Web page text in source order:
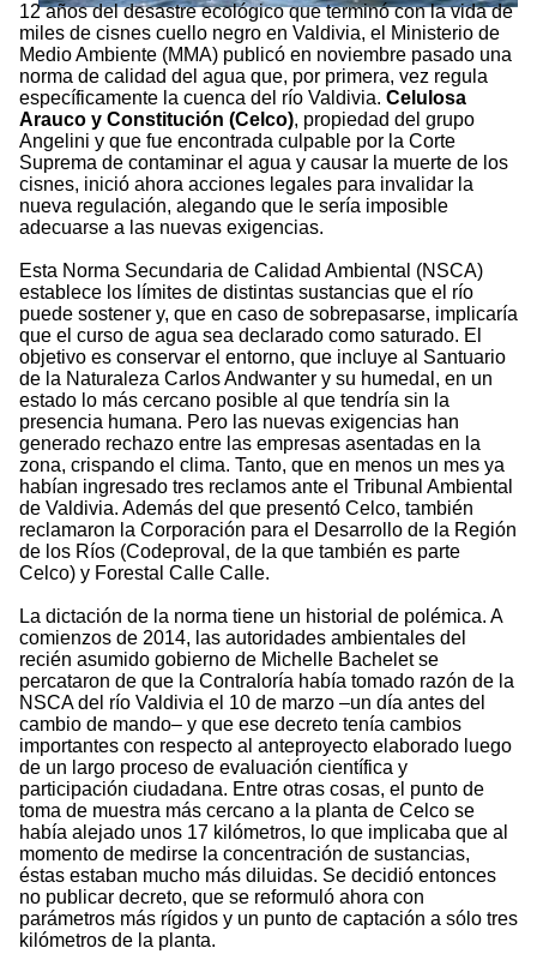
12 años del desastre ecológico que terminó con la vida de
miles de cisnes cuello negro en Valdivia, el Ministerio de
Medio Ambiente (MMA) publicó en noviembre pasado una
norma de calidad del agua que, por primera, vez regula
específicamente la cuenca del río Valdivia. Celulosa
Arauco y Constitución (Celco), propiedad del grupo
Angelini y que fue encontrada culpable por la Corte
Suprema de contaminar el agua y causar la muerte de los
cisnes, inició ahora acciones legales para invalidar la
nueva regulación, alegando que le sería imposible
adecuarse a las nuevas exigencias.
Esta Norma Secundaria de Calidad Ambiental (NSCA)
establece los límites de distintas sustancias que el río
puede sostener y, que en caso de sobrepasarse, implicaría
que el curso de agua sea declarado como saturado. El
objetivo es conservar el entorno, que incluye al Santuario
de la Naturaleza Carlos Andwanter y su humedal, en un
estado lo más cercano posible al que tendría sin la
presencia humana. Pero las nuevas exigencias han
generado rechazo entre las empresas asentadas en la
zona, crispando el clima. Tanto, que en menos un mes ya
habían ingresado tres reclamos ante el Tribunal Ambiental
de Valdivia. Además del que presentó Celco, también
reclamaron la Corporación para el Desarrollo de la Región
de los Ríos (Codeproval, de la que también es parte
Celco) y Forestal Calle Calle.
La dictación de la norma tiene un historial de polémica. A
comienzos de 2014, las autoridades ambientales del
recién asumido gobierno de Michelle Bachelet se
percataron de que la Contraloría había tomado razón de la
NSCA del río Valdivia el 10 de marzo –un día antes del
cambio de mando– y que ese decreto tenía cambios
importantes con respecto al anteproyecto elaborado luego
de un largo proceso de evaluación científica y
participación ciudadana. Entre otras cosas, el punto de
toma de muestra más cercano a la planta de Celco se
había alejado unos 17 kilómetros, lo que implicaba que al
momento de medirse la concentración de sustancias,
éstas estaban mucho más diluidas. Se decidió entonces
no publicar decreto, que se reformuló ahora con
parámetros más rígidos y un punto de captación a sólo tres
kilómetros de la planta.